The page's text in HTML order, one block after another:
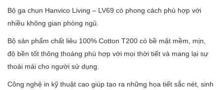
Bộ ga chun Hanvico Living – LV69 có phong cách phù hợp với
nhiều không gian phòng ngủ.
Bộ sản phẩm chất liêu 100% Cotton T200 có bề mặt mềm, mịn,
độ bền tốt thông thoáng phù hợp với mọi thời tiết và mang lại sự
thoải mái cho người sử dụng.
Công nghệ in kỹ thuật cao giúp tạo ra những họa tiết sắc nét, sinh